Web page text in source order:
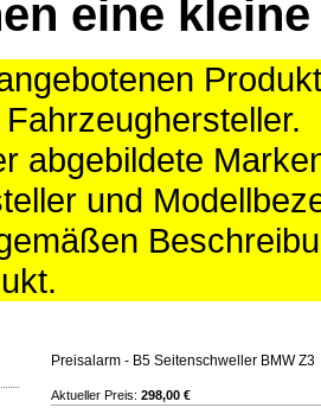
eine kleine
abgebildete
und
Preisalarm - B5 Seitenschweller BMW Z3
Aktueller Preis: 298,00 €